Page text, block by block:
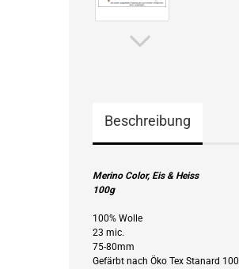
Beschreibung
Merino Color, Eis & Heiss
100g
100% Wolle
23 mic.
75-80mm
Gefärbt nach Öko Tex Stanard 100